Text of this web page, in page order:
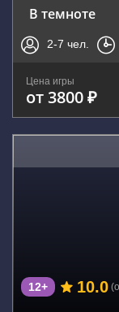
В темноте
2-7 чел.
Цена игры
от 3800 ₽
12+ 10.0